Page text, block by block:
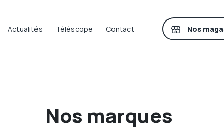
Actualités Téléscope Contact Nos
Nos marques